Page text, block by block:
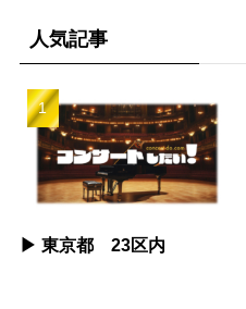
人気記事
▶︎ 東京都 23区内